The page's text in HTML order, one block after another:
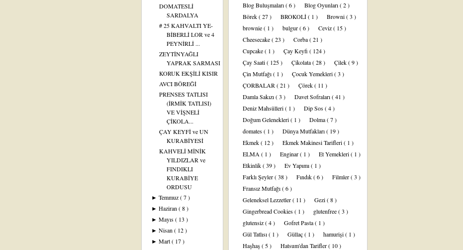
DOMATESLİ
SARDALYA
# 25 KAHVALTI YE-
BİBERLİ LOR ve 4
PEYNİRLİ ...
ZEYTİNYAĞLI
YAPRAK SARMASI
KORUK EKŞİLİ KISIR
AVCI BÖREĞİ
PRENSES TATLISI
(İRMİK TATLISI)
VE VİŞNELİ
ÇİKOLA...
ÇAY KEYFİ ve UN
KURABİYESİ
KAHVELİ MİNİK
YILDIZLAR ve
FINDIKLI
KURABİYE
ORDUSU
►Temmuz( 7 )
►Haziran( 8 )
►Mayıs( 13 )
►Nisan( 12 )
►Mart( 17 )
Blog Buluşmaları( 6 ) Blog Oyunları( 2 )
Börek( 27 ) BROKOLİ( 1 ) Browni( 3 )
brownie( 1 ) bulgur( 6 ) Ceviz( 15 )
Cheesecake( 23 ) Corba( 21 )
Cupcake( 1 ) Çay Keyfi ( 124 )
Çay Saati( 125 ) Çikolata( 28 ) Çilek( 9 )
Çin Mutfağı( 1 ) Çocuk Yemekleri( 3 )
ÇORBALAR ( 21 ) Çörek( 11 )
Damla Sakızı( 3 ) Davet Sofraları( 41 )
Deniz Mahsülleri( 1 ) Dip Sos( 4 )
Doğum Gelenekleri( 1 ) Dolma( 7 )
domates( 1 ) Dünya Mutfakları( 19 )
Ekmek( 12 ) Ekmek Makinesi Tarifleri( 1 )
ELMA ( 1 ) Enginar( 1 ) Et Yemekleri( 1 )
Etkinlik( 39 ) Ev Yapımı( 1 )
Farklı Şeyler( 38 ) Fındık( 6 ) Filmler( 3 )
Fransız Mutfağı( 6 )
Geleneksel Lezzetler( 11 ) Gezi( 8 )
Gingerbread Cookies( 1 ) glutenfree( 3 )
glutensiz( 4 ) Gofret Pasta( 1 )
Gül Tatlısı( 1 ) Güllaç( 1 ) hamurişi( 1 )
Haşhaş( 5 ) Hatsum'dan Tarifler( 10 )